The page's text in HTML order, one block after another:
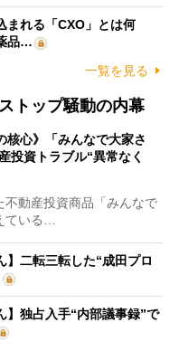
まれる「CXO」とは何
品…
一覧を見る
トップ騒動の内幕
核心》「みんなで大家さ
投資トラブル“異常なく
動産投資商品「みんなで
ている…
】二転三転した“成田プロ
】独占入手“内部議事録”で